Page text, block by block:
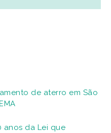
de aterro em São
anos da Lei que